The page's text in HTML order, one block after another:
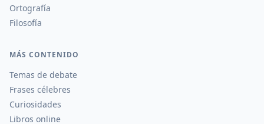
Ortografía
Filosofía
MÁS CONTENIDO
Temas de debate
Frases célebres
Curiosidades
Libros online